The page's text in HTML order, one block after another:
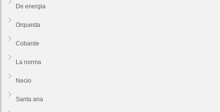
De energia
Orquesta
Cobarde
La norma
Necio
Santa ana